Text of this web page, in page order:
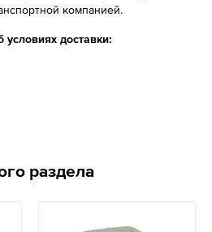
компанией.
доставки:
раздела